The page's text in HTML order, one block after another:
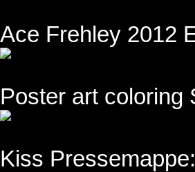
Ace Frehley 2012
Poster art coloring
Kiss